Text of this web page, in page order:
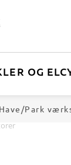
OG
Have/Park